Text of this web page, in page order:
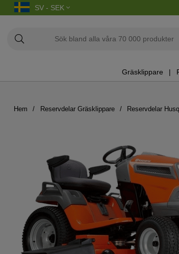
SV - SEK
Gräsklippare
Hem Reservdelar Gräsklippare Reservdelar